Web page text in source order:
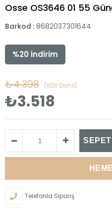
Osse OS3646 01 55
Barkod : 8682037301644
%20 İndirim
₺4.398 (KDV Dahil)
₺3.518
Telefonla Sipariş